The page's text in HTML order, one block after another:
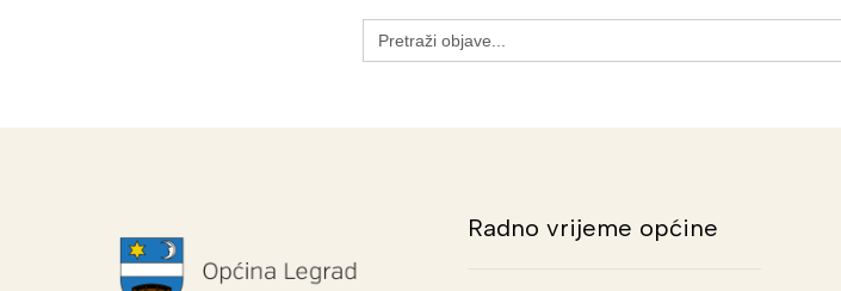
Search
for:
Radno vrijeme općine